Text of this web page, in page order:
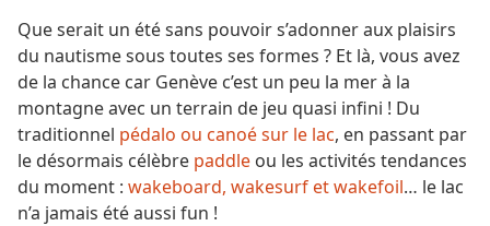
Que serait un été sans pouvoir s’adonner aux plaisirs
du nautisme sous toutes ses formes ? Et là, vous avez
de la chance car Genève c’est un peu la mer à la
montagne avec un terrain de jeu quasi infini ! Du
traditionnel pédalo ou canoé sur le lac, en passant par
le désormais célèbre paddle ou les activités tendances
du moment : wakeboard, wakesurf et wakefoil… le lac
n’a jamais été aussi fun !